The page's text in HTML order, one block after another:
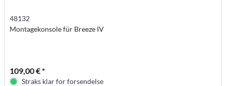
48132
Montagekonsole für Breeze IV
109,00 € *
Straks klar for forsendelse